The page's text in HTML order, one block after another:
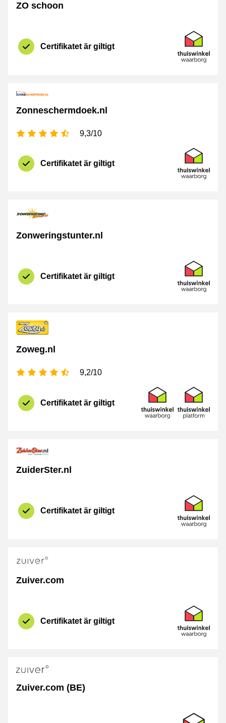
ZO schoon
Certifikatet är giltigt
Certifikat
Thuiswinkel
Zonneschermdoek.nl
[_General:NumberOfStarsPluralFormat]
9,3/10
Certifikatet är giltigt
Certifikat
Thuiswinkel
Zonweringstunter.nl
Certifikatet är giltigt
Certifikat
Thuiswinkel
Zoweg.nl
[_General:NumberOfStarsPluralFormat]
9,2/10
Certifikatet är giltigt
Thuiswinkel Waarborg
Thuiswinkel
ZuiderSter.nl
Certifikatet är giltigt
Certifikat
Thuiswinkel
Zuiver.com
Certifikatet är giltigt
Certifikat
Thuiswinkel
Zuiver.com (BE)
Certifikat
Shopping